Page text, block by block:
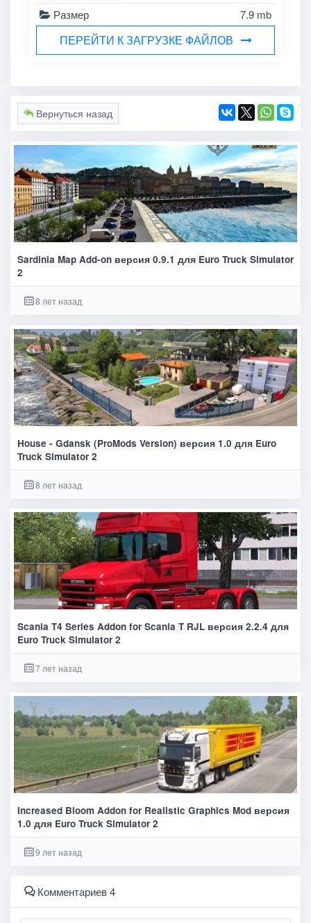
Размер
7.9 mb
ПЕРЕЙТИ К ЗАГРУЗКЕ ФАЙЛОВ
Вернуться назад
Sardinia Map Add-on версия 0.9.1 для Euro Truck Simulator
2
8 лет назад
House - Gdansk (ProMods Version) версия 1.0 для Euro
Truck Simulator 2
8 лет назад
Scania T4 Series Addon for Scania T RJL версия 2.2.4 для
Euro Truck Simulator 2
7 лет назад
Increased Bloom Addon for Realistic Graphics Mod версия
1.0 для Euro Truck Simulator 2
9 лет назад
Комментариев 4